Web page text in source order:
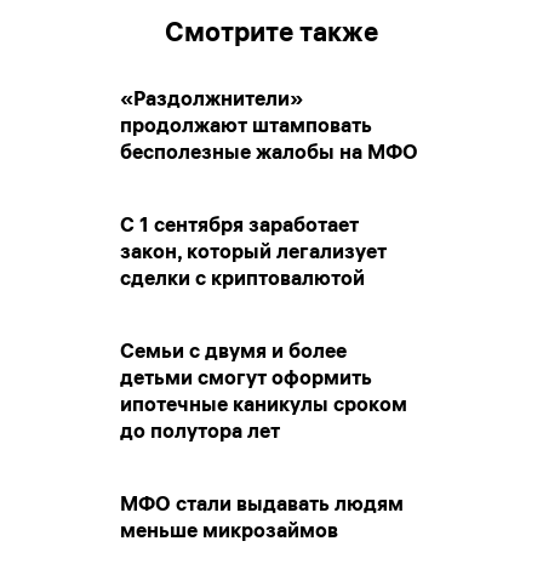
Смотрите также
«Раздолжнители»
продолжают штамповать
бесполезные жалобы на МФО
С 1 сентября заработает
закон, который легализует
сделки с криптовалютой
Семьи с двумя и более
детьми смогут оформить
ипотечные каникулы сроком
до полутора лет
МФО стали выдавать людям
меньше микрозаймов